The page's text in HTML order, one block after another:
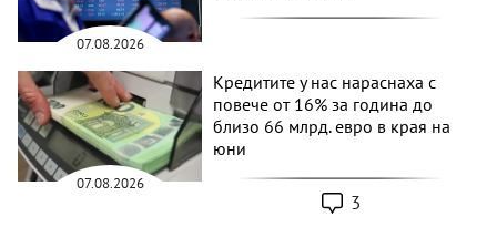
07.08.2026
07.08.2026
Кредитите у нас нараснаха с
повече от 16% за година до
близо 66 млрд. евро в края на
юни
3